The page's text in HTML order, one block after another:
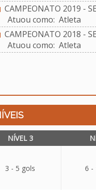
CAMPEONATO 2019 -
Atuou como: Atleta
CAMPEONATO 2018 -
Atuou como: Atleta
NÍVEL 3
3 - 5 gols 6 -